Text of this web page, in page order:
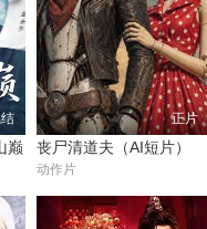
巅
正片
丧尸清道夫（AI短片）
动作片